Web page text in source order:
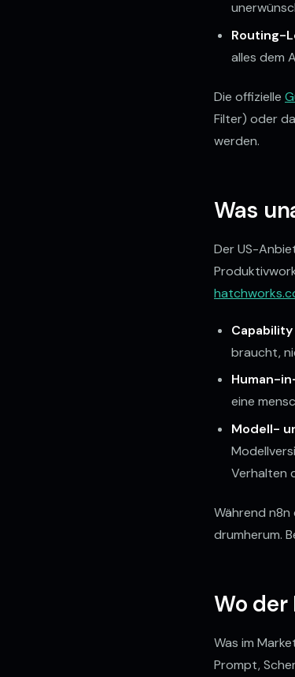
Routing-
alles dem
Die offizielle
Filter) oder
werden.
Was
Der US-
braucht,
Human-
eine
Modell-
Verhalten
Während
drumherum.
Wo
Was im
Prompt,
KI FÜR DEN MITTELSTAND✦
Kontakt KI-